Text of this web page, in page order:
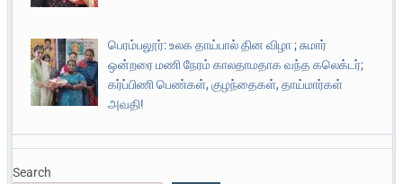
பெரம்பலூர்: உலக தாய்பால் தின விழா ; சுமார்
ஒன்றரை மணி நேரம் காலதாமதாக வந்த கலெக்டர்;
கர்ப்பிணி பெண்கள், குழந்தைகள், தாய்மார்கள்
அவதி!
Search